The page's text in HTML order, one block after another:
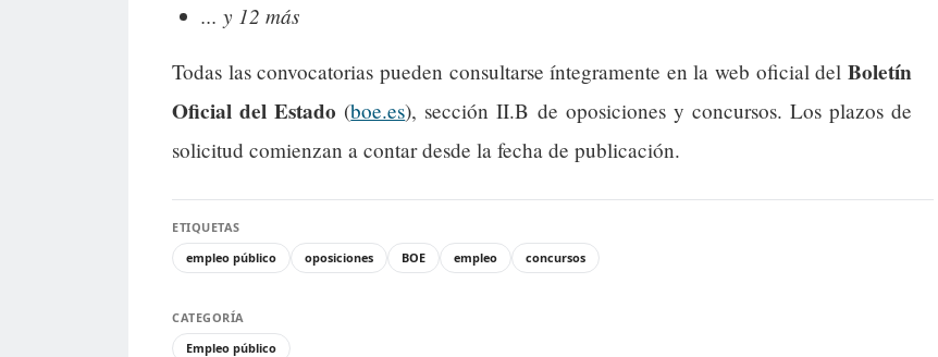
... y 12 más
Todas las convocatorias pueden consultarse íntegramente en la web oficial del Boletín
Oficial del Estado (boe.es), sección II.B de oposiciones y concursos. Los plazos de
solicitud comienzan a contar desde la fecha de publicación.
ETIQUETAS
empleo público
oposiciones BOE empleo concursos
CATEGORÍA
Empleo público